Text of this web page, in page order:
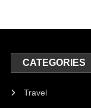
CATEGORIES
Travel